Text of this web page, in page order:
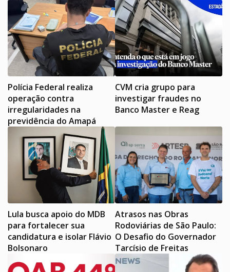
Polícia Federal realiza
operação contra
irregularidades na
previdência do Amapá
CVM cria grupo para
investigar fraudes no
Banco Master e Reag
Lula busca apoio do MDB
para fortalecer sua
candidatura e isolar Flávio
Bolsonaro
Atrasos nas Obras
Rodoviárias de São Paulo:
O Desafio do Governador
Tarcísio de Freitas